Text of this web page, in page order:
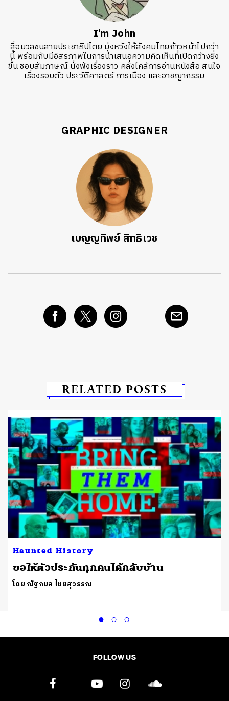
I’m John
สื่อมวลชนสายประชาธิปไตย มุ่งหวังให้สังคมไทยก้าวหน้าไปกว่า
นี้ พร้อมกับมีอิสรภาพในการนำเสนอความคิดเห็นที่เปิดกว้างยิ่ง
ขึ้น ชอบสัมภาษณ์ นั่งฟังเรื่องราว คลั่งไคล้การอ่านหนังสือ สนใจ
เรื่องรอบตัว ประวัติศาสตร์ การเมือง และอาชญากรรม
GRAPHIC DESIGNER
เบญญทิพย์ สิทธิเวช
RELATED POSTS
Haunted History
ขอให้ตัวประกันทุกคนได้กลับบ้าน
โดย ณัฐกมล ไชยสุวรรณ
FOLLOW US